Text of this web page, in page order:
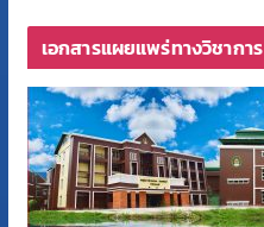
เอกสารแผยแพร่ทางวิชาการ